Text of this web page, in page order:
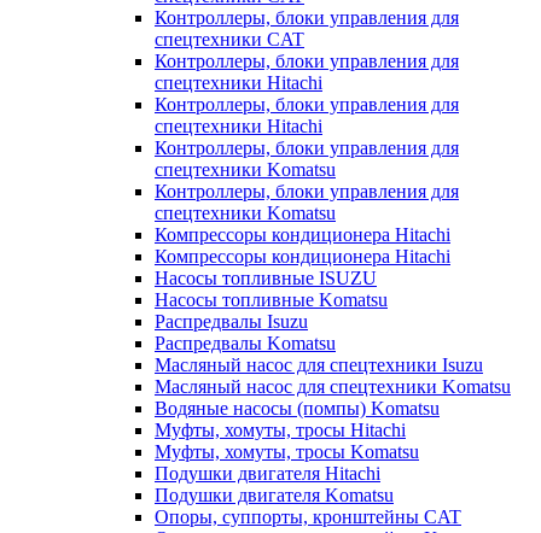
Контроллеры, блоки управления для
спецтехники CAT
Контроллеры, блоки управления для
спецтехники Hitachi
Контроллеры, блоки управления для
спецтехники Hitachi
Контроллеры, блоки управления для
спецтехники Komatsu
Контроллеры, блоки управления для
спецтехники Komatsu
Компрессоры кондиционера Hitachi
Компрессоры кондиционера Hitachi
Насосы топливные ISUZU
Насосы топливные Komatsu
Распредвалы Isuzu
Распредвалы Komatsu
Масляный насос для спецтехники Isuzu
Масляный насос для спецтехники Komatsu
Водяные насосы (помпы) Komatsu
Муфты, хомуты, тросы Hitachi
Муфты, хомуты, тросы Komatsu
Подушки двигателя Hitachi
Подушки двигателя Komatsu
Опоры, суппорты, кронштейны CAT